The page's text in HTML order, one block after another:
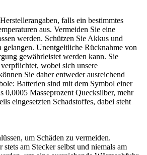
falls ein bestimmtes
aus. Vermeiden Sie eine
werden. Schützen Sie Akkus und
Unentgeltliche Rücknahme von
gewährleistet werden kann. Sie
wobei sich unsere
Sie daher entweder ausreichend
Batterien sind mit dem Symbol einer
0,0005 Masseprozent Quecksilber, mehr
eingesetzten Schadstoffes, dabei steht
um Schäden zu vermeiden.
am Stecker selbst und niemals am